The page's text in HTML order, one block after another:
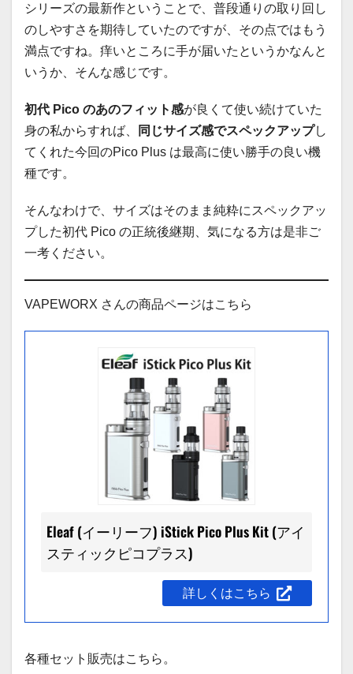
シリーズの最新作ということで、普段通りの取り回し
のしやすさを期待していたのですが、その点ではもう
満点ですね。痒いところに手が届いたというかなんと
いうか、そんな感じです。
初代 Pico のあのフィット感が良くて使い続けていた
身の私からすれば、
同じサイズ感でスペックアップし
てくれた今回のPico Plus は最高に使い勝手の良い機
種です。
そんなわけで、サイズはそのまま純粋にスペックアッ
プした初代 Pico の正統後継期、気になる方は是非ご
一考ください。
VAPEWORX さんの商品ページはこちら
Eleaf (イーリーフ) iStick Pico Plus Kit (アイ
スティックピコプラス)
詳しくはこちら
各種セット販売はこちら。